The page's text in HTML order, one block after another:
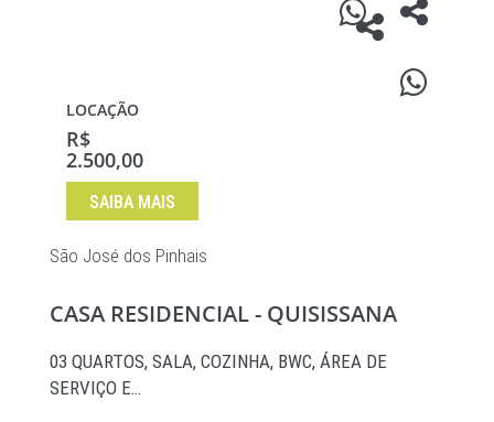
LOCAÇÃO
R$
2.500,00
SAIBA MAIS
São José dos Pinhais
CASA RESIDENCIAL - QUISISSANA
03 QUARTOS, SALA, COZINHA, BWC, ÁREA DE
SERVIÇO E…